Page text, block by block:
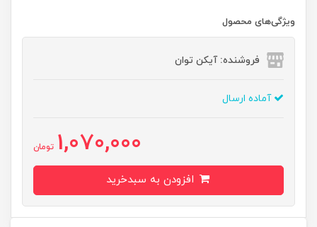
ویژگی‌های محصول
فروشنده: آیکن توان
آماده ارسال
1,070,000 تومان